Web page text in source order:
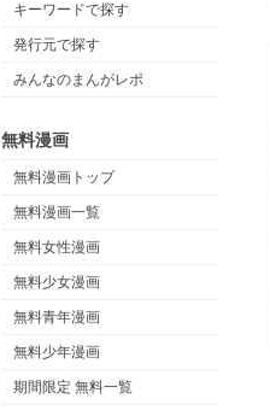
キーワードで探す
発行元で探す
みんなのまんがレポ
無料漫画
無料漫画トップ
無料漫画一覧
無料女性漫画
無料少女漫画
無料青年漫画
無料少年漫画
期間限定 無料一覧